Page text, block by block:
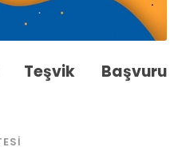
Teşvik Başvuru